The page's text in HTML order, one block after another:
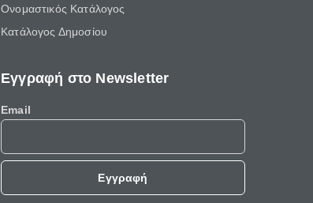
Ονομαστικός Κατάλογος
Κατάλογος Δημοσίου
Εγγραφή στο Newsletter
Email
Εγγραφή